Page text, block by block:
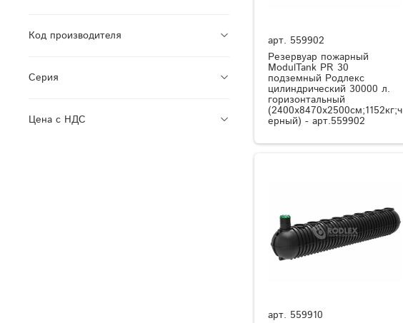
арт. 559902
Резервуар пожарный
ModulTank PR 30
подземный Родлекс
цилиндрический 30000 л.
горизонтальный
(2400x8470x2500см;1152кг;ч
ерный) - арт.559902
арт. 559910
Код производителя
Серия
Цена с НДС